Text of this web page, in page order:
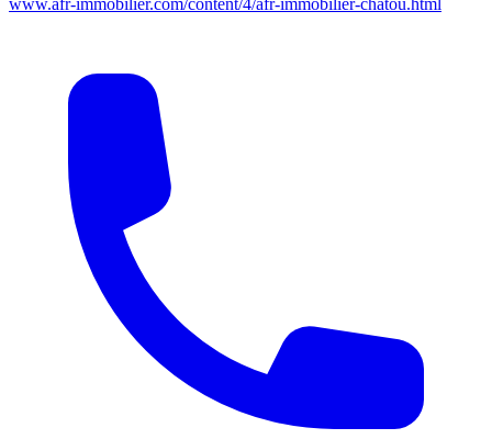
www.afr-immobilier.com/content/4/afr-immobilier-chatou.html